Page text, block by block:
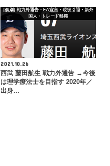
[個別] 戦力外通告・FA宣言・現役引退・新外
国人・トレード移籍
2021.10.26
西武 藤田航生 戦力外通告 →今後
は理学療法士を目指す 2020年／
出身…